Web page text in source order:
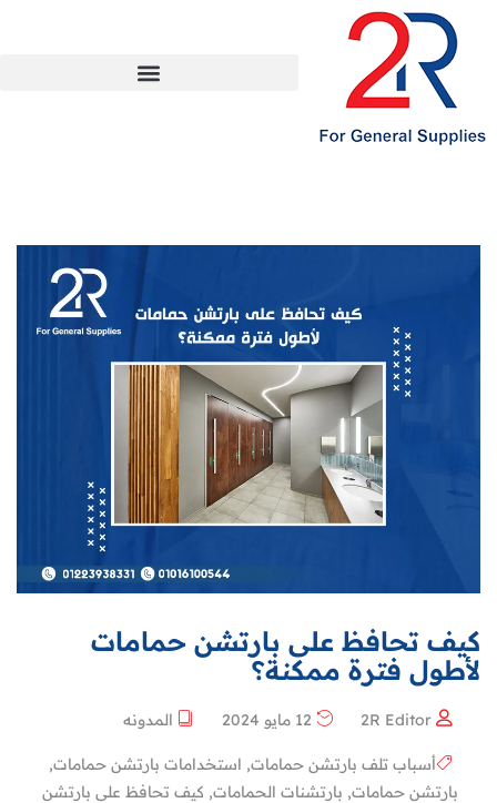
كيف تحافظ على بارتشن حمامات
لأطول فترة ممكنة؟
2R Editor المدونه
أسباب تلف بارتشن حمامات, استخدامات بارتشن حمامات,
بارتشن حمامات, بارتشنات الحمامات, كيف تحافظ على بارتشن